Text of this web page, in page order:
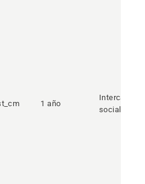
1 año
Intercambio
social